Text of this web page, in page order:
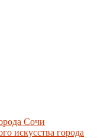
Сочи
искусства города